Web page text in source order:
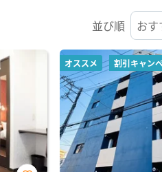
並び順
オススメ 割引キャン